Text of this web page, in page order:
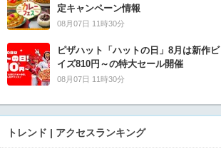
定キャンペーン情報
08月07日 11時30分
ピザハット「ハットの日」8月は新作
イズ810円～の特大セール開催
08月07日 11時30分
トレンド | アクセスランキング